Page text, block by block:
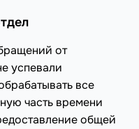
от
успевали
все
часть времени
общей